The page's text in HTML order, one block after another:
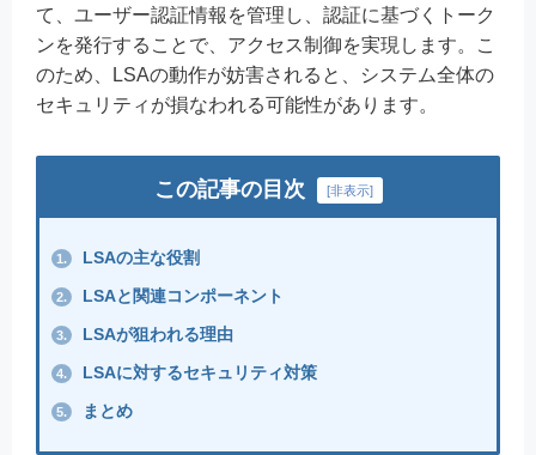
て、ユーザー認証情報を管理し、認証に基づくトーク
ンを発行することで、アクセス制御を実現します。こ
のため、LSAの動作が妨害されると、システム全体の
セキュリティが損なわれる可能性があります。
この記事の目次 [非表示]
1. LSAの主な役割
2. LSAと関連コンポーネント
3. LSAが狙われる理由
4. LSAに対するセキュリティ対策
5. まとめ